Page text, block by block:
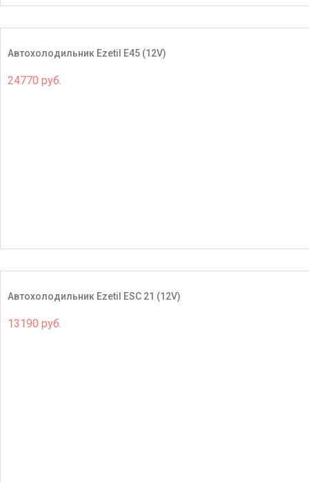
Автохолодильник Ezetil E45 (12V)
24770 руб.
Автохолодильник Ezetil ESC 21 (12V)
13190 руб.